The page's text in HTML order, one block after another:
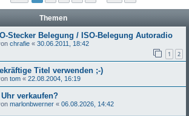
Themen
Stecker Belegung / ISO-Belegung Autoradio
chrafie « 30.06.2011, 18:42
1 2
Titel verwenden ;-)
tom « 22.08.2004, 16:19
verkaufen?
marlonbwerner « 06.08.2026, 14:42